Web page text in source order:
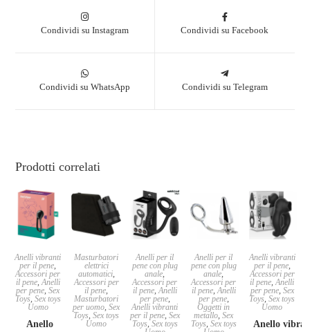
Condividi su Instagram Condividi su Facebook
Condividi su WhatsApp Condividi su Telegram
Prodotti correlati
Anelli vibranti
per il pene,
Accessori per
il pene,Anelli
per pene,Sex
Toys, Sex toys
Uomo
Anello
Masturbatori
elettrici
automatici,
Accessori per
il pene,
Masturbatori
per uomo,Sex
Toys,Sex toys
Uomo
Anelli per il
pene con plug
anale,
Accessori per
il pene,Anelli
per pene,
Anelli vibranti
per il pene, Sex
Toys, Sex toys
Anelli per il
pene con plug
anale,
Accessori per
il pene,Anelli
per pene,
Oggetti in
metallo,Sex
Toys, Sex toys
Anelli vibranti
per il pene,
Accessori per
il pene,Anelli
per pene, Sex
Toys,Sex toys
Uomo
Anello